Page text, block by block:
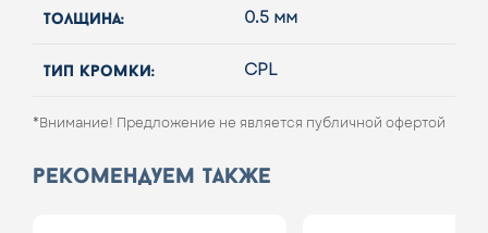
толщина: 0.5 мм
тип кромки: CPL
*Внимание! Предложение не является публичной офертой
рекомендуем также